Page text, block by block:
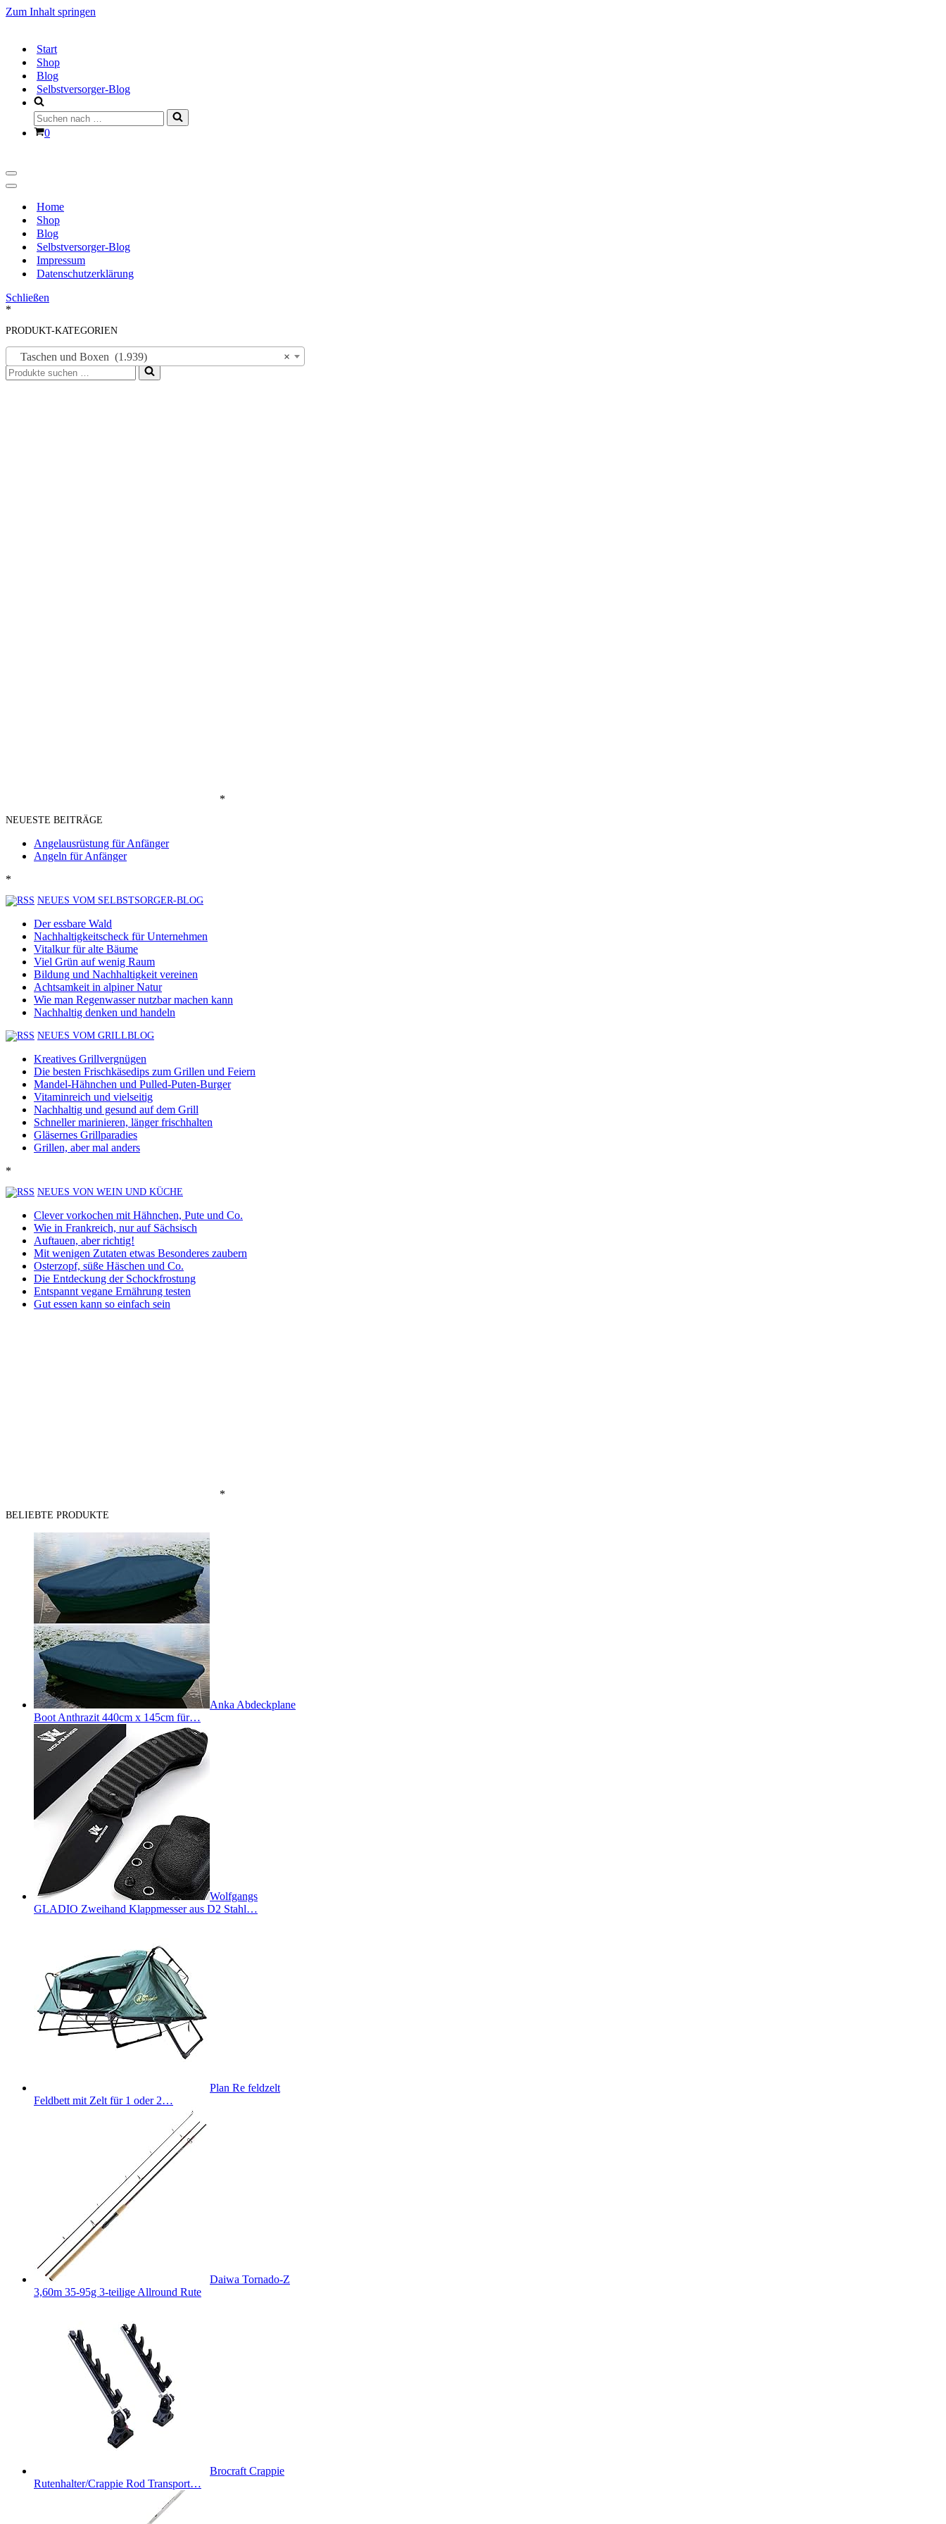
Zum Inhalt springen
Start
Shop
Blog
Selbstversorger-Blog
Suchen
nach …
Warenkorb
0
Navigationsmenü
Navigationsmenü
Home
Shop
Blog
Selbstversorger-Blog
Impressum
Datenschutzerklärung
Schließen
*
PRODUKT-KATEGORIEN
×
Taschen und Boxen (1.939)
Suchen
nach …
*
NEUESTE BEITRÄGE
Angelausrüstung für Anfänger
Angeln für Anfänger
*
NEUES VOM SELBSTSORGER-BLOG
Der essbare Wald
Nachhaltigkeitscheck für Unternehmen
Vitalkur für alte Bäume
Viel Grün auf wenig Raum
Bildung und Nachhaltigkeit vereinen
Achtsamkeit in alpiner Natur
Wie man Regenwasser nutzbar machen kann
Nachhaltig denken und handeln
NEUES VOM GRILLBLOG
Kreatives Grillvergnügen
Die besten Frischkäsedips zum Grillen und Feiern
Mandel-Hähnchen und Pulled-Puten-Burger
Vitaminreich und vielseitig
Nachhaltig und gesund auf dem Grill
Schneller marinieren, länger frischhalten
Gläsernes Grillparadies
Grillen, aber mal anders
*
NEUES VON WEIN UND KÜCHE
Clever vorkochen mit Hähnchen, Pute und Co.
Wie in Frankreich, nur auf Sächsisch
Auftauen, aber richtig!
Mit wenigen Zutaten etwas Besonderes zaubern
Osterzopf, süße Häschen und Co.
Die Entdeckung der Schockfrostung
Entspannt vegane Ernährung testen
Gut essen kann so einfach sein
*
BELIEBTE PRODUKTE
Anka Abdeckplane
Boot Anthrazit 440cm x 145cm für…
Wolfgangs
GLADIO Zweihand Klappmesser aus D2 Stahl…
Plan Re feldzelt
Feldbett mit Zelt für 1 oder 2…
Daiwa Tornado-Z
3,60m 35-95g 3-teilige Allround Rute
Brocraft Crappie
Rutenhalter/Crappie Rod Transport…